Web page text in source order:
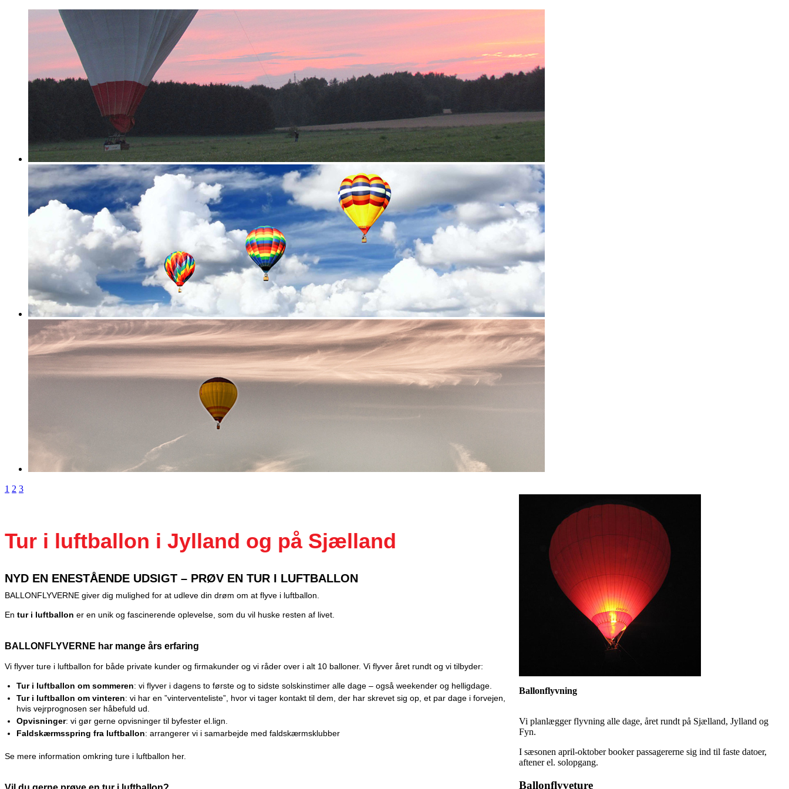
1 2 3
Tur i luftballon i Jylland og på Sjælland
NYD EN ENESTÅENDE UDSIGT – PRØV EN TUR I LUFTBALLON
BALLONFLYVERNE giver dig mulighed for at udleve din drøm om at flyve i luftballon.
En tur i luftballon er en unik og fascinerende oplevelse, som du vil huske resten af livet.
BALLONFLYVERNE har mange års erfaring
Vi flyver ture i luftballon for både private kunder og firmakunder og vi råder over i alt 10 balloner. Vi flyver året rundt og vi tilbyder:
Tur i luftballon om sommeren: vi flyver i dagens to første og to sidste solskinstimer alle dage – også weekender og helligdage.
Tur i luftballon om vinteren: vi har en ”vinterventeliste”, hvor vi tager kontakt til dem, der har skrevet sig op, et par dage i forvejen,
hvis vejrprognosen ser håbefuld ud.
Opvisninger: vi gør gerne opvisninger til byfester el.lign.
Faldskærmsspring fra luftballon: arrangerer vi i samarbejde med faldskærmsklubber
Se mere information omkring ture i luftballon her.
Ballonflyvning
Vi planlægger flyvning alle dage, året rundt på Sjælland, Jylland og
Fyn.
I sæsonen april-oktober booker passagererne sig ind til faste datoer,
aftener el. solopgang.
Ballonflyveture